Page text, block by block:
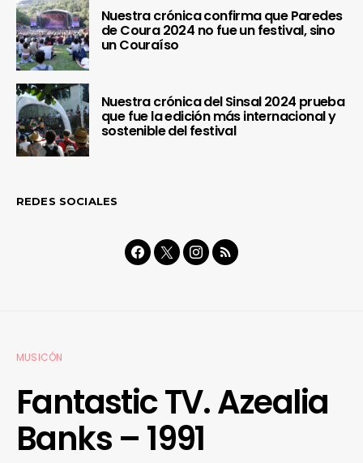
Nuestra crónica confirma que Paredes
de Coura 2024 no fue un festival, sino
un Couraíso
Nuestra crónica del Sinsal 2024 prueba
que fue la edición más internacional y
sostenible del festival
REDES SOCIALES
MUSICÓN
Fantastic TV. Azealia
Banks – 1991